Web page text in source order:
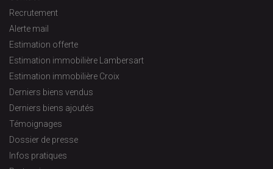
Recrutement
Alerte mail
Estimation offerte
Estimation immobilière Lambersart
Estimation immobilière Croix
Derniers biens vendus
Derniers biens ajoutés
Témoignages
Dossier de presse
Infos pratiques